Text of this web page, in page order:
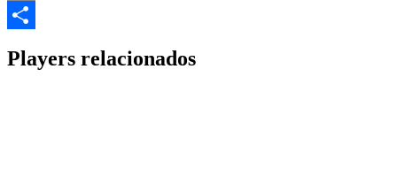
Email
Players relacionados